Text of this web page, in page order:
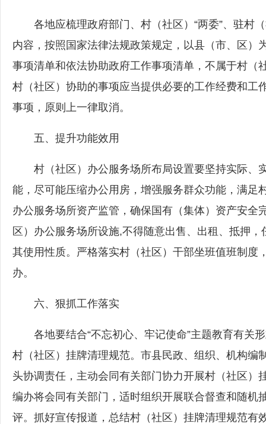
各地应梳理政府部门、村（社区）“两委”、驻村
内容，按照国家法律法规政策规定，以县（市、区）
事项清单和依法协助政府工作事项清单，不属于村（
村（社区）协助的事项应当提供必要的工作经费和工
事项，原则上一律取消。
五、提升功能效用
村（社区）办公服务场所布局设置要坚持实际、
能，尽可能压缩办公用房，增强服务群众功能，满足
办公服务场所资产监管，确保国有（集体）资产安全
区）办公服务场所设施,不得随意出售、出租、抵押
其使用性质。严格落实村（社区）干部坐班值班制度
办。
六、狠抓工作落实
各地要结合“不忘初心、牢记使命”主题教育有关
村（社区）挂牌清理规范。市县民政、组织、机构编
头协调责任，主动会同有关部门协力开展村（社区）
编办将会同有关部门，适时组织开展联合督查和随机
评。抓好宣传报道，总结村（社区）挂牌清理规范有